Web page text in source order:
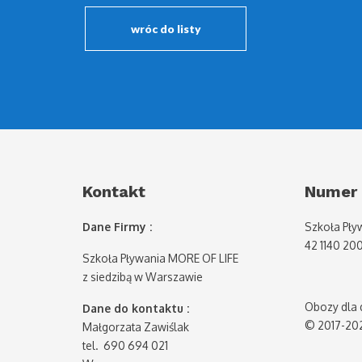
wróc do listy
Kontakt
Dane Firmy :
Szkoła Pływania MORE OF LIFE
z siedzibą w Warszawie
Dane do kontaktu :
Małgorzata Zawiślak
tel. 690 694 021
Szkoła
42 1140
Obozy dla
© 2017-